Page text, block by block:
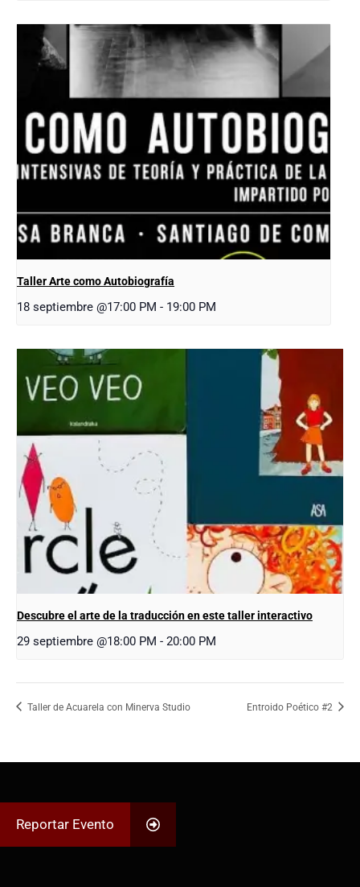
Taller Arte como Autobiografía
18 septiembre @17:00 PM - 19:00 PM
Descubre el arte de la traducción en este taller interactivo
29 septiembre @18:00 PM - 20:00 PM
Taller de Acuarela con Minerva Studio Entroido Poético #2
Reportar Evento